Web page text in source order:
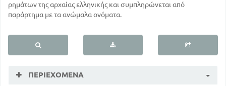
ρημάτων της αρχαίας ελληνικής και συμπληρώνεται από
παράρτημα με τα ανώμαλα ονόματα.
ΠΕΡΙΕΧΌΜΕΝΑ